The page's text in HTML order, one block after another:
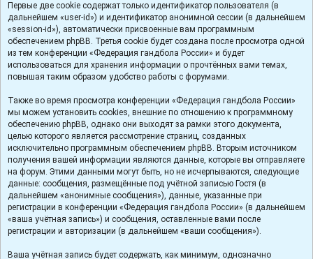
Первые две cookie содержат только идентификатор пользователя (в
дальнейшем «user-id») и идентификатор анонимной сессии (в дальнейшем
«session-id»), автоматически присвоенные вам программным
обеспечением phpBB. Третья cookie будет создана после просмотра одной
из тем конференции «Федерация гандбола России» и будет
использоваться для хранения информации о прочтённых вами темах,
повышая таким образом удобство работы с форумами.
Также во время просмотра конференции «Федерация гандбола России»
мы можем установить cookies, внешние по отношению к программному
обеспечению phpBB, однако они выходят за рамки этого документа,
целью которого является рассмотрение страниц, созданных
исключительно программным обеспечением phpBB. Вторым источником
получения вашей информации являются данные, которые вы отправляете
на форум. Этими данными могут быть, но не исчерпываются, следующие
данные: сообщения, размещённые под учётной записью Гостя (в
дальнейшем «анонимные сообщения»), данные, указанные при
регистрации в конференции «Федерация гандбола России» (в дальнейшем
«ваша учётная запись») и сообщения, оставленные вами после
регистрации и авторизации (в дальнейшем «ваши сообщения»).
Ваша учётная запись будет содержать, как минимум, однозначно